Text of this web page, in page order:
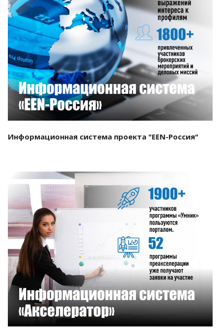
Смотреть проект
Информационная система проекта "EEN-Россия"
Смотреть проект